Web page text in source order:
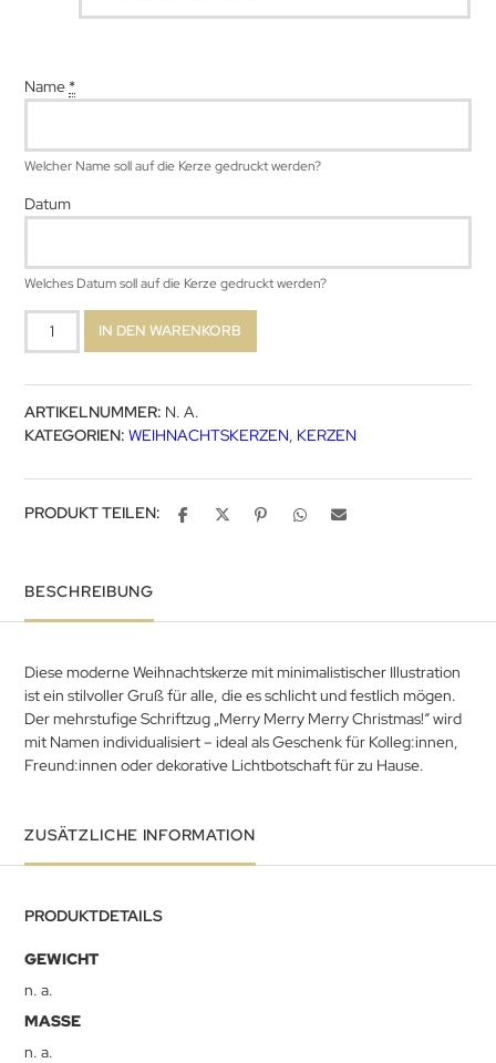
Name *
Welcher Name soll auf die Kerze gedruckt werden?
Datum
Welches Datum soll auf die Kerze gedruckt werden?
Merry
Menge
IN DEN WARENKORB
ARTIKELNUMMER: N. A.
KATEGORIEN: WEIHNACHTSKERZEN, KERZEN
PRODUKT TEILEN:
BESCHREIBUNG
Diese moderne Weihnachtskerze mit minimalistischer Illustration
ist ein stilvoller Gruß für alle, die es schlicht und festlich mögen.
Der mehrstufige Schriftzug „Merry Merry Merry Christmas!“ wird
mit Namen individualisiert – ideal als Geschenk für Kolleg:innen,
Freund:innen oder dekorative Lichtbotschaft für zu Hause.
ZUSÄTZLICHE INFORMATION
PRODUKTDETAILS
GEWICHT
n. a.
MASSE
n. a.